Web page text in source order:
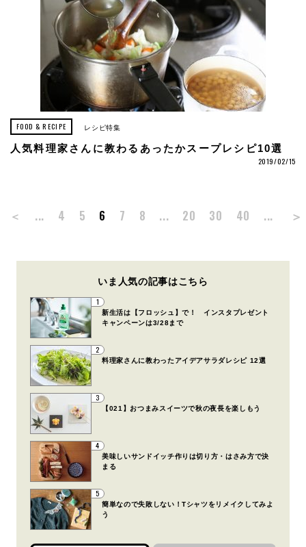
FOOD & RECIPE レシピ特集
人気料理家さんに教わるあったかスープレシピ10選
2019/02/15
＜ ... 4 5 6 7 8 ... 20 30 40 ... ＞
いま人気の記事はこちら
1
新生活は【フロッシュ】で！ インスタプレゼント
キャンペーンは3/28まで
2
料理家さんに教わったアイデアサラダレシピ 12選
3
【021】おつまみスイーツで秋の夜長を楽しもう
4
美味しいサンドイッチ作りは切り方・はさみ方で決
まる
5
簡単なので失敗しない！Tシャツをリメイクしてみよ
う